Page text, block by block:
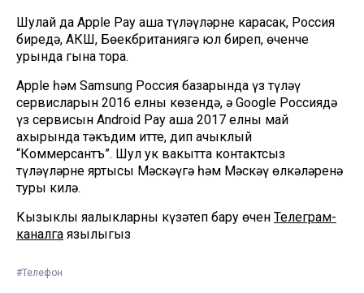
Шулай да Apple Pay аша түләүләрне карасак, Россия
биредә, АКШ, Бөекбританиягә юл биреп, өченче
урында гына тора.
Apple һәм Samsung Россия базарында үз түләү
сервисларын 2016 елның көзендә, ә Google Россиядә
үз сервисын Android Pay аша 2017 елның май
ахырында тәкъдим итте, дип ачыклый
“Коммерсантъ”. Шул ук вакытта контактсыз
түләүләрнең яртысы Мәскәүгә һәм Мәскәү өлкәләренә
туры килә.
Кызыклы яңалыкларны күзәтеп бару өчен Телеграм-
каналга язылыгыз
#Телефон